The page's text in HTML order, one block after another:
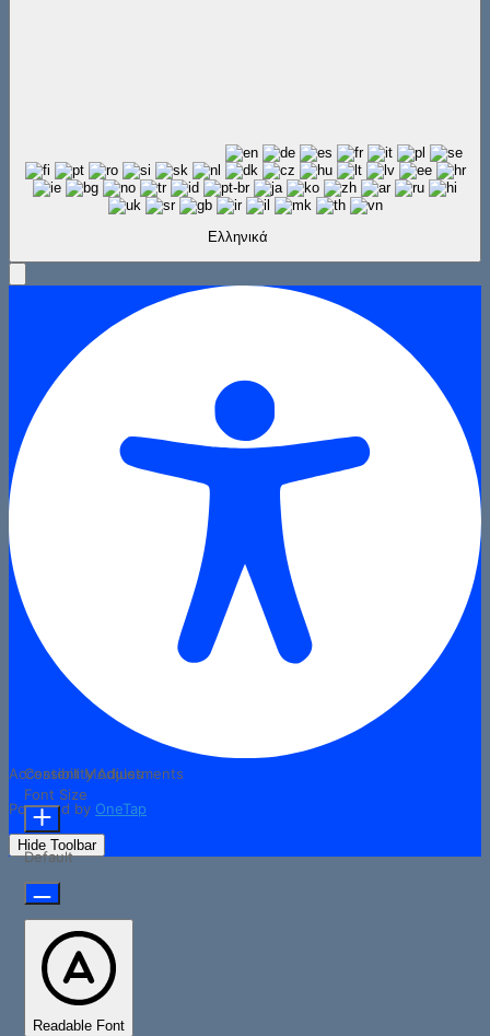
Ελληνικά
Accessibility Adjustments
Powered by OneTap
Hide Toolbar
Content Modules
Font Size
Default
Readable Font